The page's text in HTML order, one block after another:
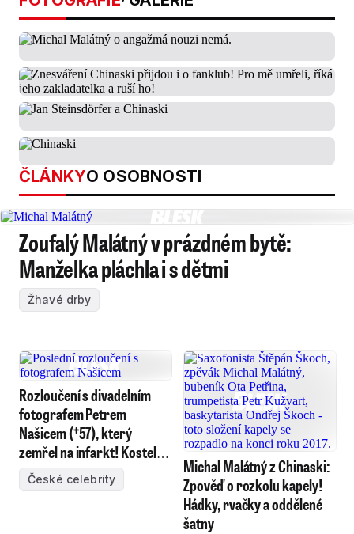
ČLÁNKYO OSOBNOSTI
Zoufalý Malátný v prázdném bytě:
Manželka pláchla i s dětmi
Žhavé drby
Rozloučení s divadelním
fotografem Petrem
Našicem (†57), který
zemřel na infarkt! Kostel
plný hvězd
České celebrity
Michal Malátný z Chinaski:
Zpověď o rozkolu kapely!
Hádky, rvačky a oddělené
šatny